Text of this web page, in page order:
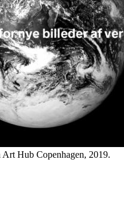
Hub Copenhagen, 2019.